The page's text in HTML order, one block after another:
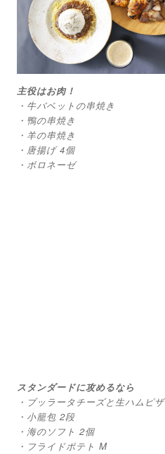
主役はお肉！
・牛バベットの串焼き
・鴨の串焼き
・羊の串焼き
・唐揚げ 4個
・ボロネーゼ
スタンダードに攻めるなら
・ブッラータチーズと生ハムピザ
・小籠包 2段
・海のソフト 2個
・フライドポテト M